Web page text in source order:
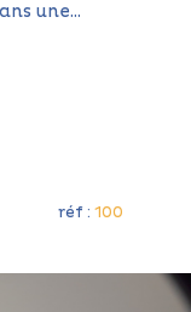
une...
réf : 100